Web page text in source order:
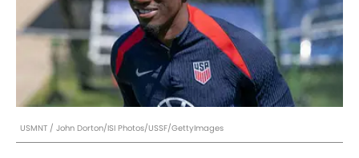
USMNT / John Dorton/ISI Photos/USSF/GettyImages